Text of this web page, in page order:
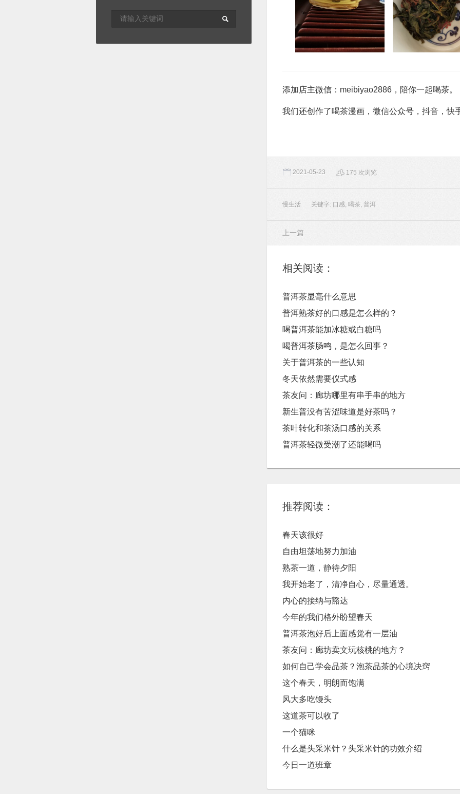
添加店主微信：meibiyao2886，陪你一起喝茶。
我们还创作了喝茶漫画，微信公众号，抖音，快
2021-05-23 175 次浏览
慢生活 关键字: 口感, 喝茶,普洱
上一篇
相关阅读：
普洱茶显毫什么意思
普洱熟茶好的口感是怎么样的？
喝普洱茶能加冰糖或白糖吗
喝普洱茶肠鸣，是怎么回事？
关于普洱茶的一些认知
冬天依然需要仪式感
茶友问：廊坊哪里有串手串的地方
新生普没有苦涩味道是好茶吗？
茶叶转化和茶汤口感的关系
普洱茶轻微受潮了还能喝吗
推荐阅读：
春天该很好
自由坦荡地努力加油
熟茶一道，静待夕阳
我开始老了，清净自心，尽量通透。
内心的接纳与豁达
今年的我们格外盼望春天
普洱茶泡好后上面感觉有一层油
茶友问：廊坊卖文玩核桃的地方？
如何自己学会品茶？泡茶品茶的心境决窍
这个春天，明朗而饱满
风大多吃馒头
这道茶可以收了
一个猫咪
什么是头采米针？头采米针的功效介绍
今日一道班章